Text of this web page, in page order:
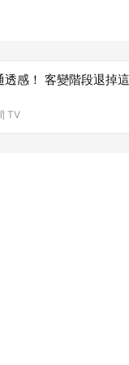
透感！ 客變階段退掉
TV